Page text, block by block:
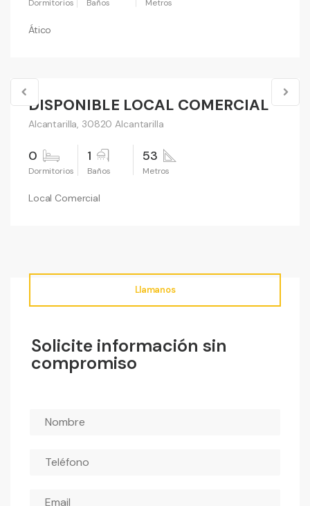
Ático
Vender
DISPONIBLE LOCAL COMERCIAL
Alcantarilla, 30820 Alcantarilla
0 1 53
Local Comercial
Llamanos
Solicite información sin
compromiso